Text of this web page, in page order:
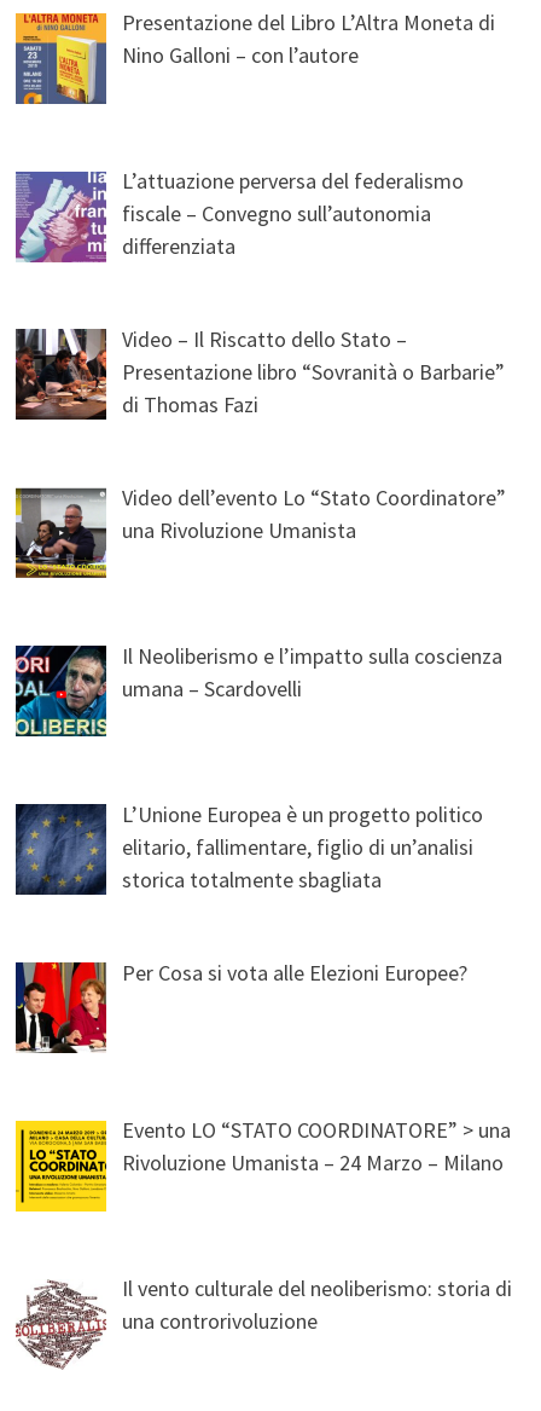
Presentazione del Libro L’Altra Moneta di
Nino Galloni – con l’autore
L’attuazione perversa del federalismo
fiscale – Convegno sull’autonomia
differenziata
Video – Il Riscatto dello Stato –
Presentazione libro “Sovranità o Barbarie”
di Thomas Fazi
Video dell’evento Lo “Stato Coordinatore”
una Rivoluzione Umanista
Il Neoliberismo e l’impatto sulla coscienza
umana – Scardovelli
L’Unione Europea è un progetto politico
elitario, fallimentare, figlio di un’analisi
storica totalmente sbagliata
Per Cosa si vota alle Elezioni Europee?
Evento LO “STATO COORDINATORE” > una
Rivoluzione Umanista – 24 Marzo – Milano
Il vento culturale del neoliberismo: storia di
una controrivoluzione